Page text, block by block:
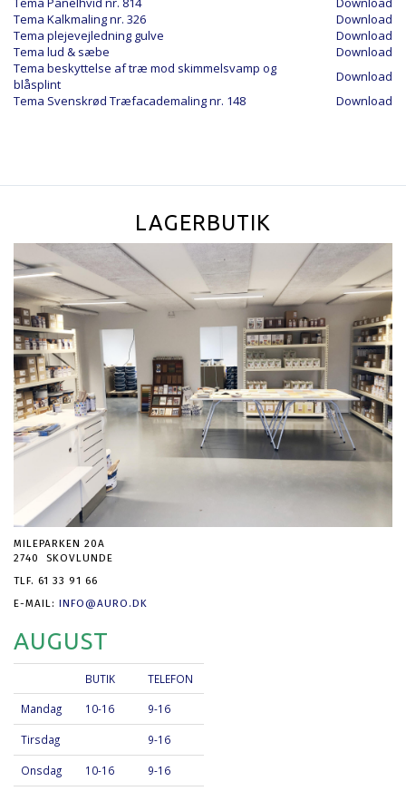
Tema Kalkmaling nr. 326
Download
Tema plejevejledning gulve
Download
Tema lud & sæbe
Download
Tema beskyttelse af træ mod skimmelsvamp og
blåsplint
Download
Tema Svenskrød Træfacademaling nr. 148
Download
LAGERBUTIK
MILEPARKEN 20A
2740 SKOVLUNDE
TLF. 61 33 91 66
E-MAIL: INFO@AURO.DK
AUGUST
BUTIK TELEFON
Mandag 10-16 9-16
Tirsdag 9-16
Onsdag 10-16 9-16